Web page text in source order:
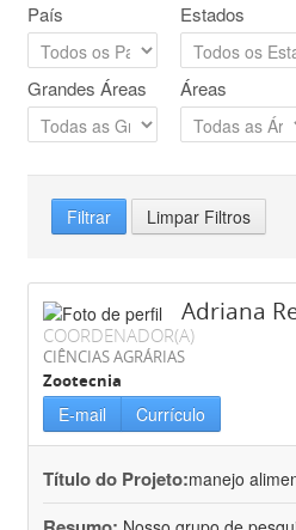
País Estados
Grandes Áreas Áreas
Filtrar Limpar Filtros
Adriana
COORDENADOR(A)
CIÊNCIAS AGRÁRIAS
Zootecnia
E-mail Currículo
Título do Projeto:manejo